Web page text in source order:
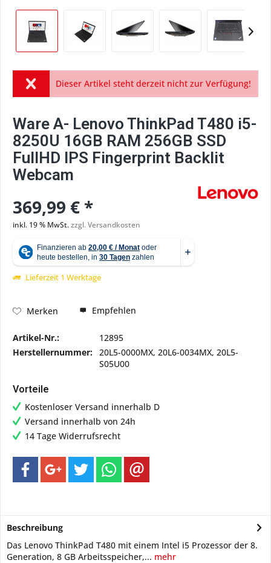
Dieser Artikel steht derzeit nicht zur Verfügung!
Ware A- Lenovo ThinkPad T480 i5-
8250U 16GB RAM 256GB SSD
FullHD IPS Fingerprint Backlit
Webcam
369,99 € *
inkl. 19 % MwSt.zzgl. Versandkosten
Lieferzeit 1 Werktage
Merken Empfehlen
Artikel-Nr.:
12895
Herstellernummer: 20L5-0000MX, 20L6-0034MX, 20L5-
S05U00
Vorteile
Kostenloser Versand innerhalb D
Versand innerhalb von 24h
14 Tage Widerrufsrecht
Beschreibung
Das Lenovo ThinkPad T480 mit einem Intel i5 Prozessor der 8.
Generation, 8 GB Arbeitsspeicher,... mehr